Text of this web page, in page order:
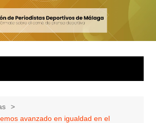
avanzado en igualdad en el